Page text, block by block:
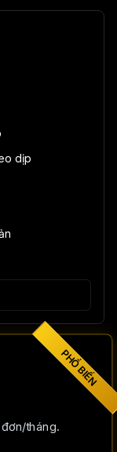
dịp
PHỔ BIẾN
tháng.